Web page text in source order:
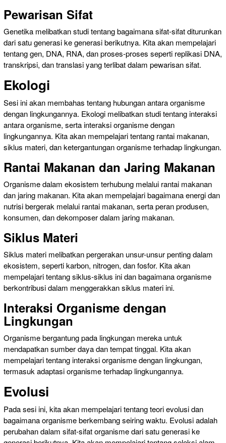
Pewarisan Sifat
Genetika melibatkan studi tentang bagaimana sifat-sifat diturunkan
dari satu generasi ke generasi berikutnya. Kita akan mempelajari
tentang gen, DNA, RNA, dan proses-proses seperti replikasi DNA,
transkripsi, dan translasi yang terlibat dalam pewarisan sifat.
Ekologi
Sesi ini akan membahas tentang hubungan antara organisme
dengan lingkungannya. Ekologi melibatkan studi tentang interaksi
antara organisme, serta interaksi organisme dengan
lingkungannya. Kita akan mempelajari tentang rantai makanan,
siklus materi, dan ketergantungan organisme terhadap lingkungan.
Rantai Makanan dan Jaring Makanan
Organisme dalam ekosistem terhubung melalui rantai makanan
dan jaring makanan. Kita akan mempelajari bagaimana energi dan
nutrisi bergerak melalui rantai makanan, serta peran produsen,
konsumen, dan dekomposer dalam jaring makanan.
Siklus Materi
Siklus materi melibatkan pergerakan unsur-unsur penting dalam
ekosistem, seperti karbon, nitrogen, dan fosfor. Kita akan
mempelajari tentang siklus-siklus ini dan bagaimana organisme
berkontribusi dalam menggerakkan siklus materi ini.
Interaksi Organisme dengan
Lingkungan
Organisme bergantung pada lingkungan mereka untuk
mendapatkan sumber daya dan tempat tinggal. Kita akan
mempelajari tentang interaksi organisme dengan lingkungan,
termasuk adaptasi organisme terhadap lingkungannya.
Evolusi
Pada sesi ini, kita akan mempelajari tentang teori evolusi dan
bagaimana organisme berkembang seiring waktu. Evolusi adalah
perubahan dalam sifat-sifat organisme dari satu generasi ke